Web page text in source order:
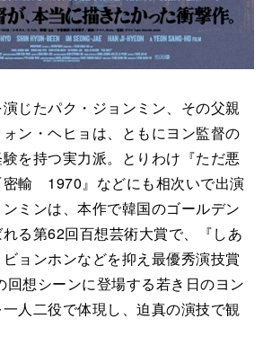
じたパク・ジョンミン、その父親
ン・ヘヒョは、ともにヨン監督の
を持つ実力派。とりわけ『ただ悪
密輸 1970』などにも相次いで出演
ミンは、本作で韓国のゴールデン
る第62回百想芸術大賞で、『しあ
ョンホンなどを抑え最優秀演技賞
回想シーンに登場する若き日のヨン
人二役で体現し、迫真の演技で観